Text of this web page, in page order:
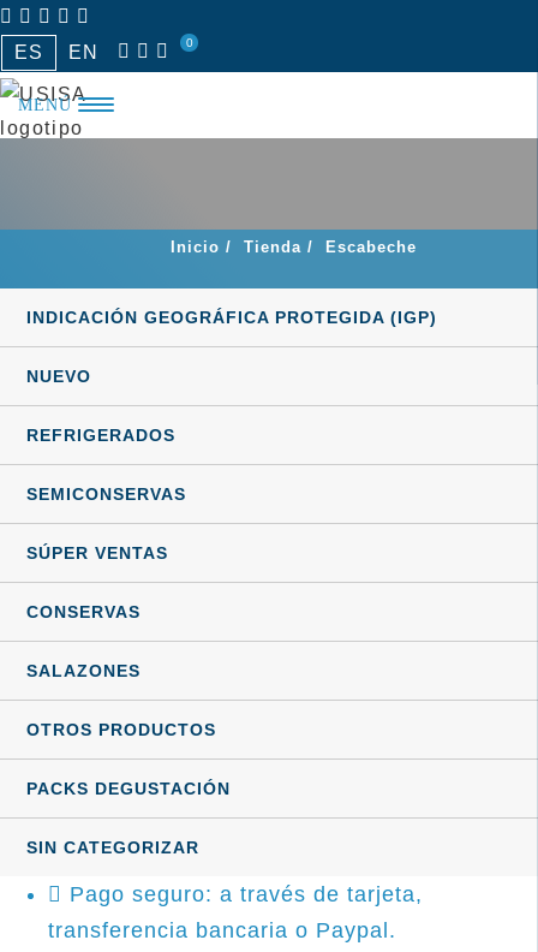
Saltar
al
contenido
ES EN 0
MENÚ
Inicio / Tienda / Escabeche
INDICACIÓN GEOGRÁFICA PROTEGIDA (IGP)
NUEVO
REFRIGERADOS
SEMICONSERVAS
SÚPER VENTAS
CONSERVAS
SALAZONES
OTROS PRODUCTOS
PACKS DEGUSTACIÓN
SIN CATEGORIZAR
Pago seguro: a través de tarjeta,
transferencia bancaria o Paypal.